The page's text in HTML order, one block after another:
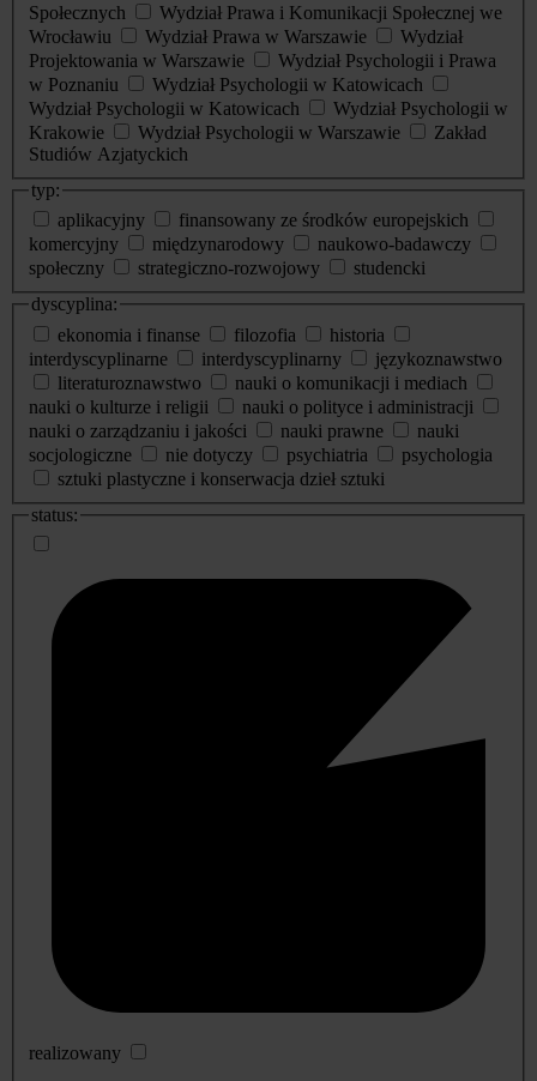
Społecznych
Wydział Prawa i Komunikacji Społecznej we
Wrocławiu
Wydział Prawa w Warszawie
Wydział
Projektowania w Warszawie
Wydział Psychologii i Prawa
w Poznaniu
Wydział Psychologii w Katowicach
Wydział Psychologii w Katowicach
Wydział Psychologii w
Krakowie
Wydział Psychologii w Warszawie
Zakład
Studiów Azjatyckich
typ:
aplikacyjny
finansowany ze środków europejskich
komercyjny
międzynarodowy
naukowo-badawczy
społeczny
strategiczno-rozwojowy
studencki
dyscyplina:
ekonomia i finanse
filozofia
historia
interdyscyplinarne
interdyscyplinarny
językoznawstwo
literaturoznawstwo
nauki o komunikacji i mediach
nauki o kulturze i religii
nauki o polityce i administracji
nauki o zarządzaniu i jakości
nauki prawne
nauki
socjologiczne
nie dotyczy psychiatria
psychologia
sztuki plastyczne i konserwacja dzieł sztuki
status:
realizowany